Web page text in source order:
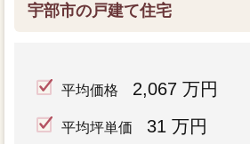
宇部市の戸建て住宅
平均価格 2,067 万円
平均坪単価 31 万円